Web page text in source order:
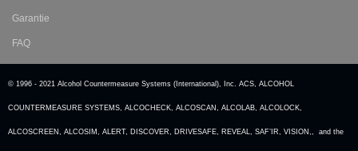
Garantie
FAQ
© 1996 - 2021 Alcohol Countermeasure Systems (International), Inc. ACS, ALCOHOL
COUNTERMEASURE SYSTEMS, ALCOCHECK, ALCOSCAN, ALCOLAB, ALCOLOCK,
ALCOSCREEN, ALCOSIM, ALERT, DISCOVER, DRIVESAFE, REVEAL, SAF’IR, VISION,, and the